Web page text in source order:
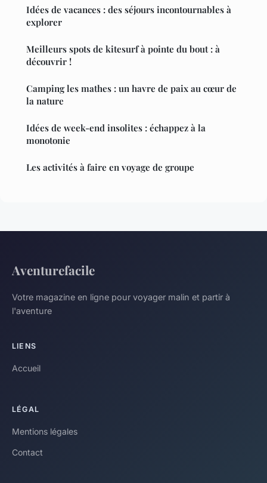
Idées de vacances : des séjours incontournables à
explorer
Meilleurs spots de kitesurf à pointe du bout : à
découvrir !
Camping les mathes : un havre de paix au cœur de
la nature
Idées de week-end insolites : échappez à la
monotonie
Les activités à faire en voyage de groupe
Aventurefacile
Votre magazine en ligne pour voyager malin et partir à
l'aventure
LIENS
Accueil
LÉGAL
Mentions légales
Contact